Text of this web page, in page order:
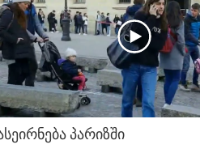
პარიზში